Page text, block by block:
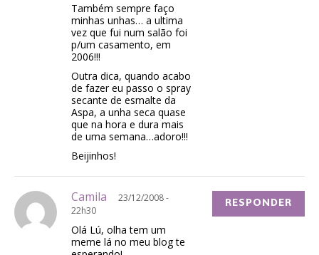
Também sempre faço
minhas unhas… a ultima
vez que fui num salão foi
p/um casamento, em
2006!!!
Outra dica, quando acabo
de fazer eu passo o spray
secante de esmalte da
Aspa, a unha seca quase
que na hora e dura mais
de uma semana…adoro!!!
Beijinhos!
Camila
23/12/2008 -
22h30
Olá Lú, olha tem um
meme lá no meu blog te
RESPONDER